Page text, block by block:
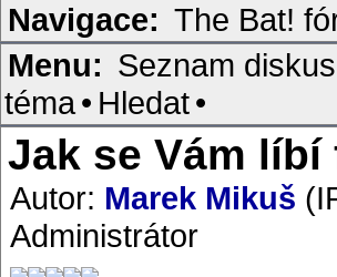
Navigace: The Bat!
Menu: Seznam
téma• Hledat•
Jak se Vám líbí
Autor: Marek Mikuš
Administrátor